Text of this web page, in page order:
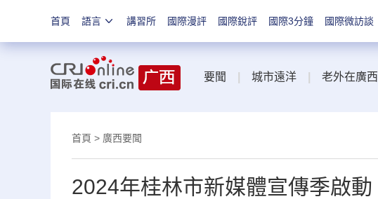
首頁 語言 講習所 國際漫評 國際銳評 國際3分鐘 國際微訪談
要聞 城市遠洋 老外在廣西
首頁 > 廣西要聞
2024年桂林市新媒體宣傳季啟動